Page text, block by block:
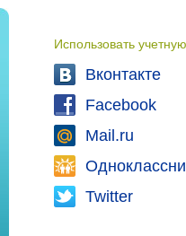
Использовать
Вконтакте
Facebook
Mail.ru
Twitter